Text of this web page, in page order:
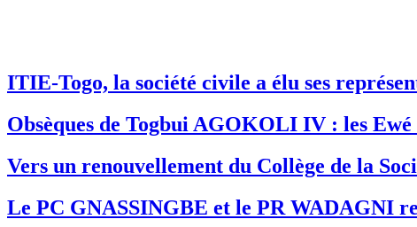
ITIE-Togo, la société civile a élu ses
Obsèques de Togbui AGOKOLI IV : les Ewé
Vers un renouvellement du Collège de la
Le PC GNASSINGBE et le PR WADAGNI